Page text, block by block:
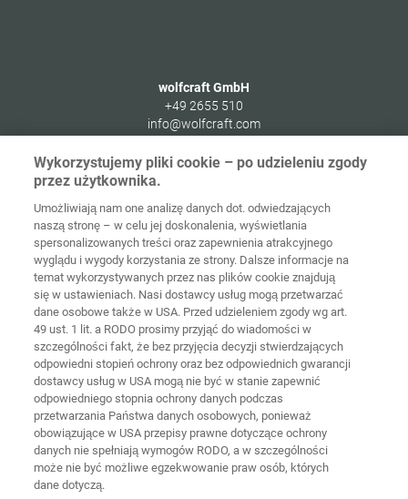
wolfcraft GmbH
+49 2655 510
info@wolfcraft.com
56746Kempenich
Strona
główna Kontakt Nota prawna
Ochrona
danych
Ogólne
warunki
handlowe
Polityka
cookie Logowanie
Deklaracja
dostępności
Ustawienia cookie
Wykorzystujemy pliki cookie – po udzieleniu zgody
przez użytkownika.
Umożliwiają nam one analizę danych dot. odwiedzających
naszą stronę – w celu jej doskonalenia, wyświetlania
spersonalizowanych treści oraz zapewnienia atrakcyjnego
wyglądu i wygody korzystania ze strony. Dalsze informacje na
temat wykorzystywanych przez nas plików cookie znajdują
się w ustawieniach. Nasi dostawcy usług mogą przetwarzać
dane osobowe także w USA. Przed udzieleniem zgody wg art.
49 ust. 1 lit. a RODO prosimy przyjąć do wiadomości w
szczególności fakt, że bez przyjęcia decyzji stwierdzających
odpowiedni stopień ochrony oraz bez odpowiednich gwarancji
dostawcy usług w USA mogą nie być w stanie zapewnić
odpowiedniego stopnia ochrony danych podczas
przetwarzania Państwa danych osobowych, ponieważ
obowiązujące w USA przepisy prawne dotyczące ochrony
danych nie spełniają wymogów RODO, a w szczególności
może nie być możliwe egzekwowanie praw osób, których
dane dotyczą.